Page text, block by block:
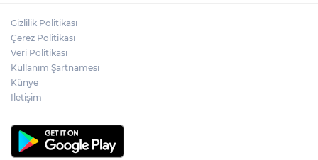
sonra kaçan hırsıza, temizlik
Gizlilik Politikası
Çerez Politikası
Veri Politikası
Kullanım Şartnamesi
Künye
İletişim